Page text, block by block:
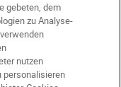
gebeten, dem
zu Analyse-
nutzen
personalisieren